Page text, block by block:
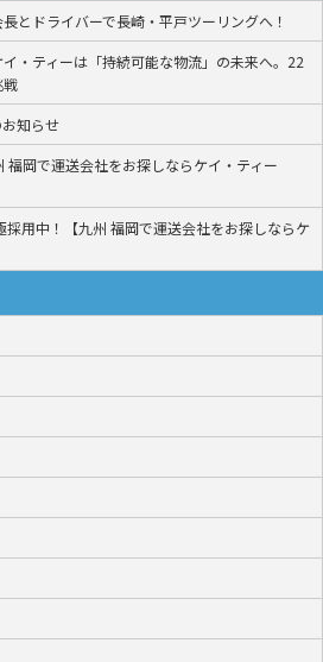
とドライバーで長崎・平戸ツーリングへ！
イ・ティーは「持続可能な物流」の未来へ。22
戦
知らせ
福岡で運送会社をお探しならケイ・ティー
採用中！【九州 福岡で運送会社をお探しならケ